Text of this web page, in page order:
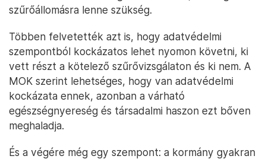
szűrőállomásra lenne szükség.
Többen felvetették azt is, hogy adatvédelmi
szempontból kockázatos lehet nyomon követni, ki
vett részt a kötelező szűrővizsgálaton és ki nem. A
MOK szerint lehetséges, hogy van adatvédelmi
kockázata ennek, azonban a várható
egészségnyereség és társadalmi haszon ezt bőven
meghaladja.
És a végére még egy szempont: a kormány gyakran